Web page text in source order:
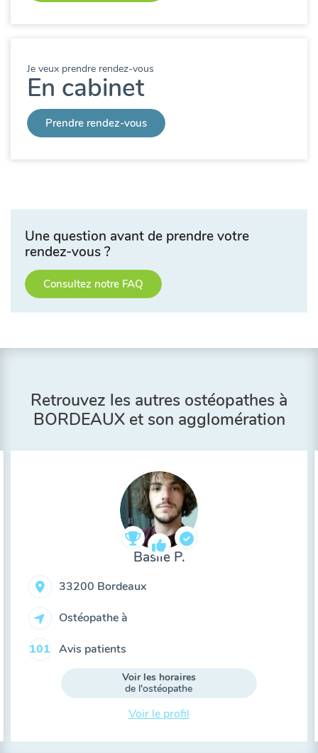
Je veux prendre rendez-vous
En cabinet
Prendre rendez-vous
Une question avant de prendre votre
rendez-vous ?
Consultez notre FAQ
Retrouvez les autres ostéopathes à
BORDEAUX et son agglomération
Basile P.
33200 Bordeaux
Ostéopathe à
101 Avis patients
Voir les horaires
de l'ostéopathe
Voir le profil